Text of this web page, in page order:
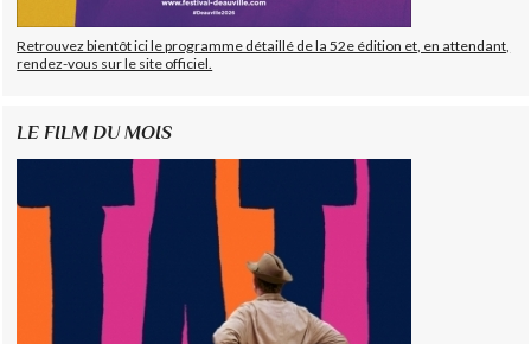
Retrouvez bientôt ici le programme détaillé de la 52e édition et, en attendant,
rendez-vous sur le site officiel.
LE FILM DU MOIS